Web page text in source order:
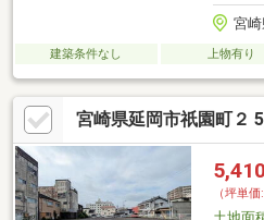
宮
建築条件なし 上物有り
宮崎県延岡市祇園町２
5,410
（坪単価